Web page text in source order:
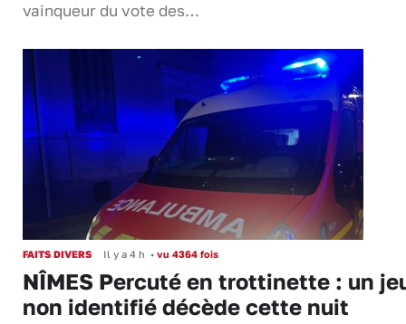
vainqueur du vote des…
FAITS DIVERS Il y a 4 h • vu 4364 fois
NÎMES Percuté en trottinette : un
non identifié décède cette nuit